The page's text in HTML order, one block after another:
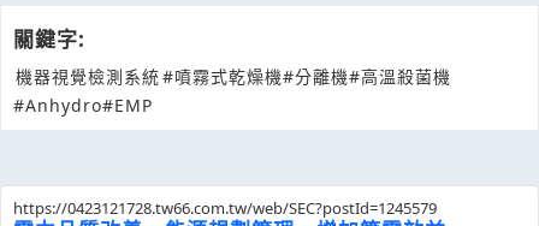
關鍵字:
機器視覺檢測系統#噴霧式乾燥機#分離機#高溫殺菌機
#Anhydro#EMP
https://0423121728.tw66.com.tw/web/SEC?postId=1245579